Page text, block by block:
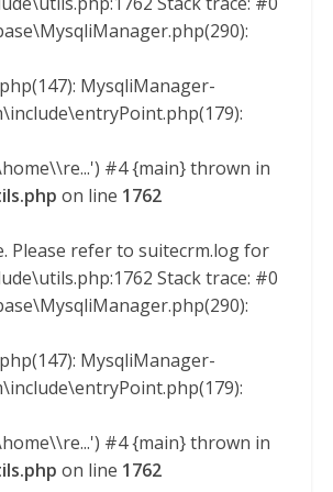
MysqliManager-
#4 {main} thrown in
on line 1762
Please refer to suitecrm.log for
Stack trace: #0
MysqliManager-
#4 {main} thrown in
on line 1762